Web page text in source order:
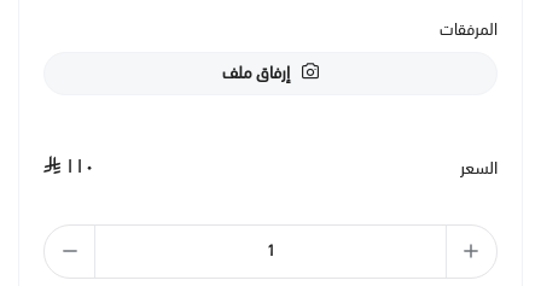
المرفقات
إرفاق ملف
السعر ١١٠